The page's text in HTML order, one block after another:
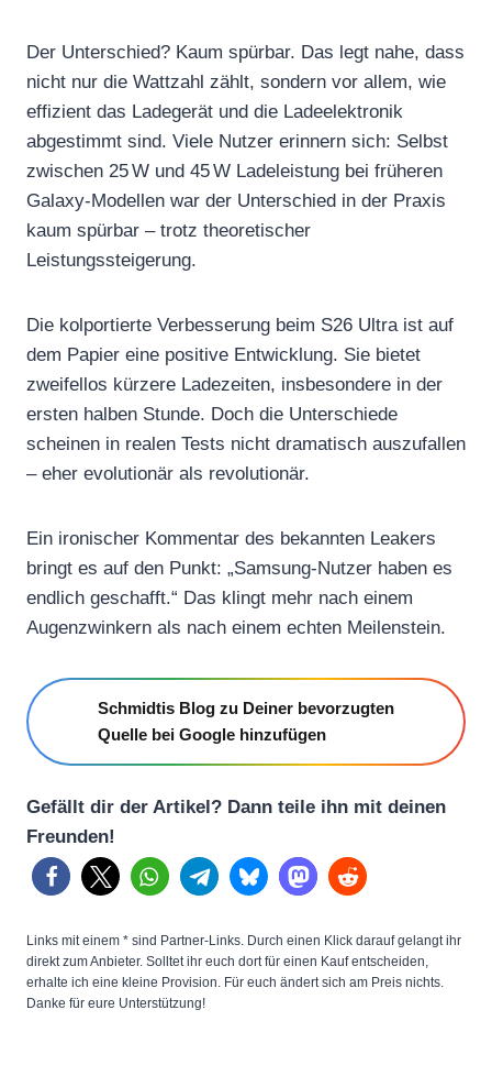
Der Unterschied? Kaum spürbar. Das legt nahe, dass
nicht nur die Wattzahl zählt, sondern vor allem, wie
effizient das Ladegerät und die Ladeelektronik
abgestimmt sind. Viele Nutzer erinnern sich: Selbst
zwischen 25 W und 45 W Ladeleistung bei früheren
Galaxy-Modellen war der Unterschied in der Praxis
kaum spürbar – trotz theoretischer
Leistungssteigerung.
Die kolportierte Verbesserung beim S26 Ultra ist auf
dem Papier eine positive Entwicklung. Sie bietet
zweifellos kürzere Ladezeiten, insbesondere in der
ersten halben Stunde. Doch die Unterschiede
scheinen in realen Tests nicht dramatisch auszufallen
– eher evolutionär als revolutionär.
Ein ironischer Kommentar des bekannten Leakers
bringt es auf den Punkt: „Samsung-Nutzer haben es
endlich geschafft.“ Das klingt mehr nach einem
Augenzwinkern als nach einem echten Meilenstein.
Schmidtis Blog zu Deiner bevorzugten
Quelle bei Google hinzufügen
Gefällt dir der Artikel? Dann teile ihn mit deinen
Freunden!
Links mit einem * sind Partner-Links. Durch einen Klick darauf gelangt ihr
direkt zum Anbieter. Solltet ihr euch dort für einen Kauf entscheiden,
erhalte ich eine kleine Provision. Für euch ändert sich am Preis nichts.
Danke für eure Unterstützung!